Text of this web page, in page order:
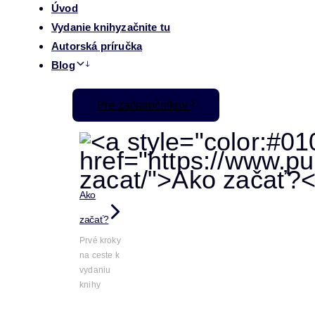
Úvod
Vydanie knihyzačnite tu
Autorská príručka
Blog
Pre začiatočníkov
Ako
začať?
Prvé kroky
na ceste k
vydaniu
knihy